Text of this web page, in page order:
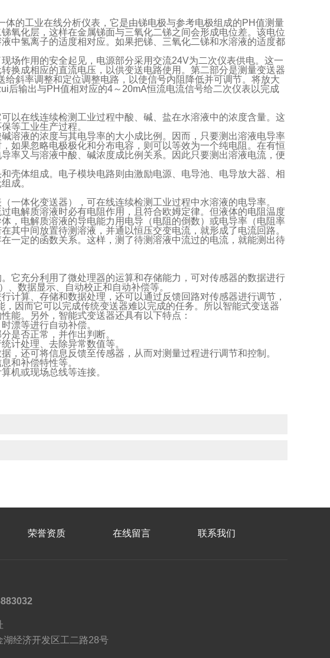
的工业在线分析仪表，它是由锑电极与参考电极组成的PH值测量
氧化层，这样在金属锑面与三氧化二锑之间会形成电位差。该电位
中氢离子的适度相对应。如果把锑、三氧化二锑和水溶液的适度都
场作用的安全起见，电源部分采用交流24V为二次仪表供电。这一
换成相应的直流电压，以供变送电路使用。第二部分是测量变送器
斜率调整和定位调整电路，以使信号内阻降低并可调节。将放大
后输出与PH值相对应的4～20mA恒流电流信号给二次仪表以完成
以在线连续检测工业过程中酸、碱、盐在水溶液中的浓度含量。这
等工业生产过程。
溶液的浓度与其电导率的大小成比例。因而，只要测出溶液电导率
如果忽略电极极化和分布电容，则可以等效为一个纯电阻。在有恒
率又与溶液中酸、碱浓度成比例关系。因此只要测出溶液电流，便
壳体组成。电子模块电路则由激励电源、电导池、电导放大器、相
成。
一体化变送器），可在线连续检测工业过程中水溶液的电导率。
电解质溶液时必有电阻作用，且符合欧姆定律。但液体的电阻温度
，电解质溶液的导电能力用电导（电阻的倒数）或电导率（电阻率
其中间放置待测溶液，并通以恒压交变电流，就形成了电流回路。
一定的函数关系。这样，测了待测溶液中流过的电流，就能测出待
它充分利用了微处理器的运算和存储能力，可对传感器的数据进行
数据显示、自动校正和自动补偿等。
计算、存储和数据处理，还可以通过反馈回路对传感器进行调节，
因而它可以完成传统变送器难以完成的任务。所以智能式变送器
能。另外，智能式变送器还具有以下特点：
漂等进行自动补偿。
是否正常，并作出判断。
计处理、去除异常数值等。
，还可将信息反馈至传感器，从而对测量过程进行调节和控制。
和补偿特性等。
机或现场总线等连接。
荣誉资质 在线留言 联系我们
湖经济开发区工二路28号